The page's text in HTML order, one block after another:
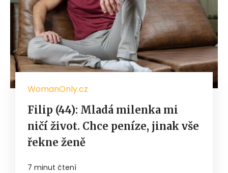
WomanOnly.cz
Filip (44): Mladá milenka mi
ničí život. Chce peníze, jinak vše
řekne ženě
7 minut čtení